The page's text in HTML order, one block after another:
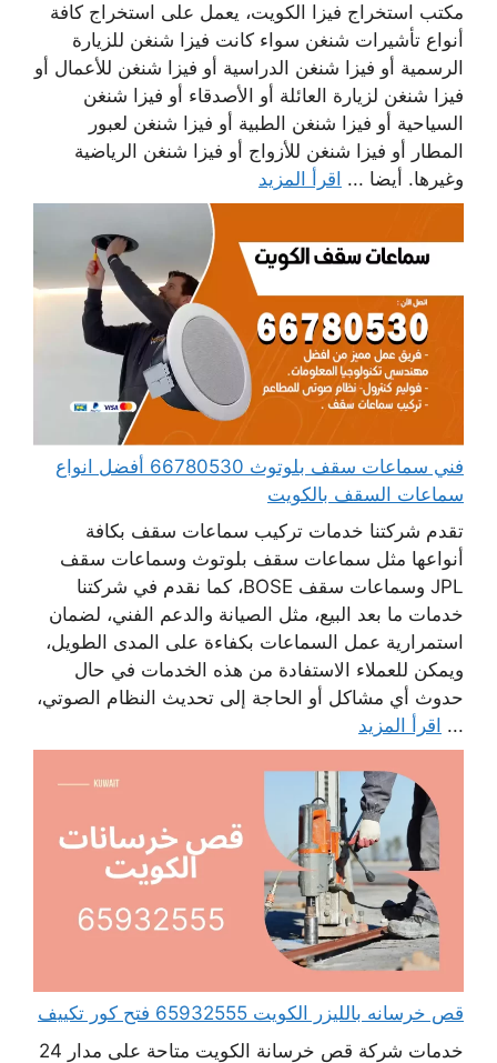
مكتب استخراج فيزا الكويت، يعمل على استخراج كافة
أنواع تأشيرات شنغن سواء كانت فيزا شنغن للزيارة
الرسمية أو فيزا شنغن الدراسية أو فيزا شنغن للأعمال أو
فيزا شنغن لزيارة العائلة أو الأصدقاء أو فيزا شنغن
السياحية أو فيزا شنغن الطبية أو فيزا شنغن لعبور
المطار أو فيزا شنغن للأزواج أو فيزا شنغن الرياضية
وغيرها. أيضا ... اقرأ المزيد
فني سماعات سقف بلوتوث 66780530 أفضل انواع
سماعات السقف بالكويت
تقدم شركتنا خدمات تركيب سماعات سقف بكافة
أنواعها مثل سماعات سقف بلوتوث وسماعات سقف
JPL وسماعات سقف BOSE، كما نقدم في شركتنا
خدمات ما بعد البيع، مثل الصيانة والدعم الفني، لضمان
استمرارية عمل السماعات بكفاءة على المدى الطويل،
ويمكن للعملاء الاستفادة من هذه الخدمات في حال
حدوث أي مشاكل أو الحاجة إلى تحديث النظام الصوتي،
... اقرأ المزيد
قص خرسانه بالليزر الكويت 65932555 فتح كور تكييف
خدمات شركة قص خرسانة الكويت متاحة على مدار 24